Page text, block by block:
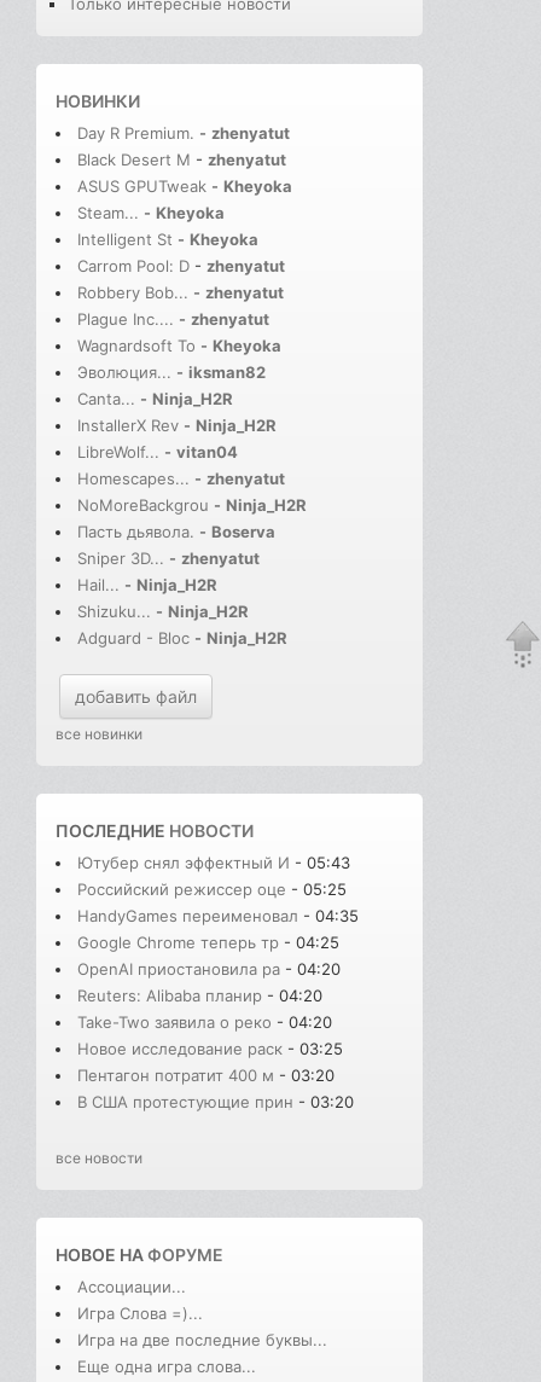
Только интересные новости
НОВИНКИ
Day R Premium. - zhenyatut
Black Desert M - zhenyatut
ASUS GPUTweak - Kheyoka
Steam... - Kheyoka
Intelligent St - Kheyoka
Carrom Pool: D - zhenyatut
Robbery Bob... - zhenyatut
Plague Inc.... - zhenyatut
Wagnardsoft To - Kheyoka
Эволюция... - iksman82
Canta... - Ninja_H2R
InstallerX Rev - Ninja_H2R
LibreWolf... - vitan04
Homescapes... - zhenyatut
NoMoreBackgrou - Ninja_H2R
Пасть дьявола. - Boserva
Sniper 3D... - zhenyatut
Hail... - Ninja_H2R
Shizuku... - Ninja_H2R
Adguard - Bloc - Ninja_H2R
добавить файл
все новинки
ПОСЛЕДНИЕ НОВОСТИ
Ютубер снял эффектный И - 05:43
Российский режиссер оце - 05:25
HandyGames переименовал - 04:35
Google Chrome теперь тр - 04:25
OpenAI приостановила ра - 04:20
Reuters: Alibaba планир - 04:20
Take-Two заявила о реко - 04:20
Новое исследование раск - 03:25
Пентагон потратит 400 м - 03:20
В США протестующие прин - 03:20
все новости
НОВОЕ НАФОРУМЕ
Ассоциации...
Игра Слова =)...
Игра на две последние буквы...
Еще одна игра слова...